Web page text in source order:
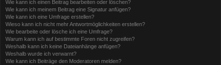
Wie kann ich einen Beitrag bearbeiten oder löschen?
Wie kann ich meinem Beitrag eine Signatur anfügen?
Wie kann ich eine Umfrage erstellen?
Wieso kann ich nicht mehr Antwortmöglichkeiten erstellen?
Wie bearbeite oder lösche ich eine Umfrage?
Warum kann ich auf bestimmte Foren nicht zugreifen?
Weshalb kann ich keine Dateianhänge anfügen?
Weshalb wurde ich verwarnt?
Wie kann ich Beiträge den Moderatoren melden?